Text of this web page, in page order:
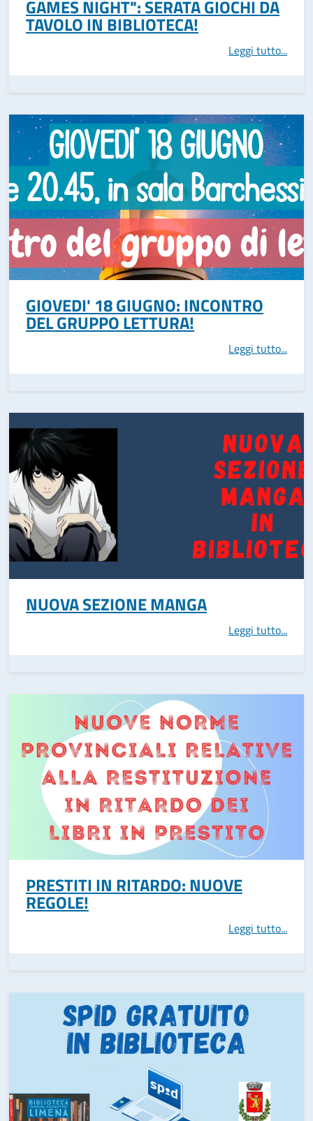
GAMES NIGHT": SERATA GIOCHI DA
TAVOLO IN BIBLIOTECA!
Leggi tutto...
GIOVEDI' 18 GIUGNO: INCONTRO
DEL GRUPPO LETTURA!
Leggi tutto...
NUOVA SEZIONE MANGA
Leggi tutto...
PRESTITI IN RITARDO: NUOVE
REGOLE!
Leggi tutto...